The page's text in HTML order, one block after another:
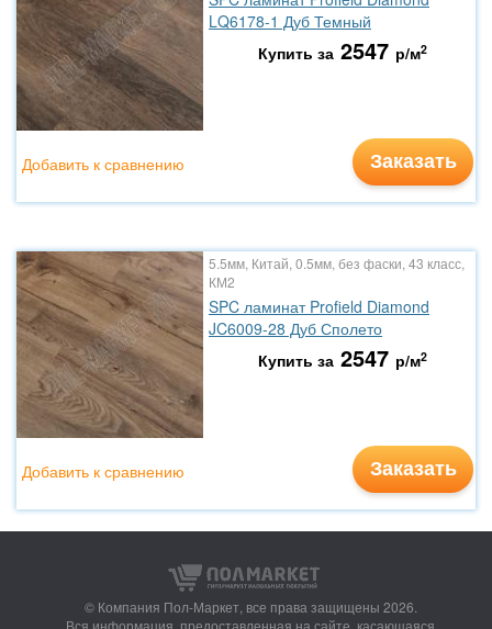
LQ6178-1 Дуб Темный
Купить за 2547 р/м2
Заказать
Добавить к сравнению
5.5мм, Китай, 0.5мм, без фаски, 43 класс,
КМ2
SPC ламинат Profield Diamond
JC6009-28 Дуб Сполето
Купить за 2547 р/м2
Заказать
Добавить к сравнению
© Компания Пол-Маркет, все права защищены 2026.
Вся информация, предоставленная на сайте, касающаяся